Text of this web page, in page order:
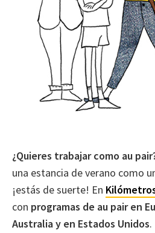
¿Quieres trabajar como au
una estancia de verano como
¡estás de suerte! En
con programas de au pair en
Australia y en Estados Unidos